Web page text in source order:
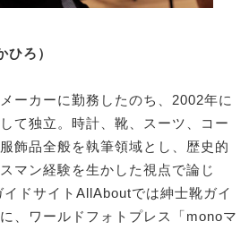
ひろ）
ーカーに勤務したのち、2002年に
て独立。時計、靴、スーツ、コー
飾品全般を執筆領域とし、歴史的
マン経験を生かした視点で論じ
ドサイトAllAboutでは紳士靴ガイ
、ワールドフォトプレス「monoマ